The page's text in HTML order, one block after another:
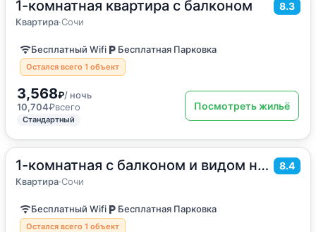
1-комнатная квартира с балконом 8.3
Квартира·Сочи
35м · 4 гостя
Квартира
Бесплатный Wifi Бесплатная Парковка
Остался всего 1 объект
3,568₽/ ночь
10,704₽всего
Стандартный
Посмотреть жильё
1-комнатная с балконом и видом на море 8.4
Квартира·Сочи
35м2· до 5 гостей
Квартира
Бесплатный Wifi Бесплатная Парковка
Остался всего 1 объект